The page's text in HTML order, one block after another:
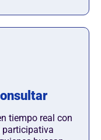
tiempo real con
participativa